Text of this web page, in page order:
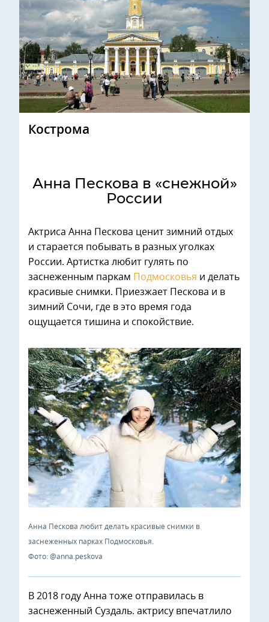
Кострома
Анна Пескова в «снежной»
России
Актриса Анна Пескова ценит зимний отдых
и старается побывать в разных уголках
России. Артистка любит гулять по
заснеженным паркам
Подмосковья и делать
красивые снимки. Приезжает Пескова и в
зимний Сочи, где в это время года
ощущается тишина и спокойствие.
Анна Пескова любит делать красивые снимки в
заснеженных парках Подмосковья.
Фото: @anna.peskova
В 2018 году Анна тоже отправилась в
заснеженный Суздаль. актрису впечатлило